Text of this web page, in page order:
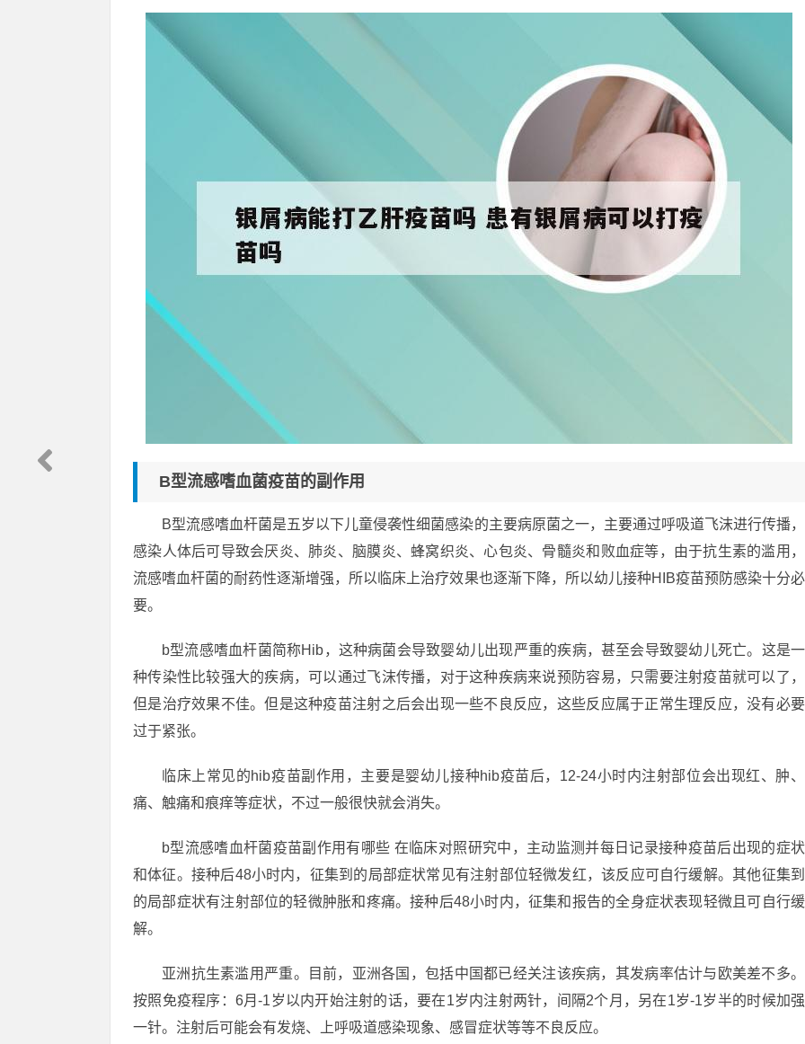
B型流感嗜血菌疫苗的副作用
B型流感嗜血杆菌是五岁以下儿童侵袭性细菌感染的主要病原菌之一，主要通过呼吸道飞沫进行传播，
感染人体后可导致会厌炎、肺炎、脑膜炎、蜂窝织炎、心包炎、骨髓炎和败血症等，由于抗生素的滥用，
流感嗜血杆菌的耐药性逐渐增强，所以临床上治疗效果也逐渐下降，所以幼儿接种HIB疫苗预防感染十分必
要。
b型流感嗜血杆菌简称Hib，这种病菌会导致婴幼儿出现严重的疾病，甚至会导致婴幼儿死亡。这是一
种传染性比较强大的疾病，可以通过飞沫传播，对于这种疾病来说预防容易，只需要注射疫苗就可以了，
但是治疗效果不佳。但是这种疫苗注射之后会出现一些不良反应，这些反应属于正常生理反应，没有必要
过于紧张。
临床上常见的hib疫苗副作用，主要是婴幼儿接种hib疫苗后，12-24小时内注射部位会出现红、肿、
痛、触痛和痕痒等症状，不过一般很快就会消失。
b型流感嗜血杆菌疫苗副作用有哪些 在临床对照研究中，主动监测并每日记录接种疫苗后出现的症状
和体征。接种后48小时内，征集到的局部症状常见有注射部位轻微发红，该反应可自行缓解。其他征集到
的局部症状有注射部位的轻微肿胀和疼痛。接种后48小时内，征集和报告的全身症状表现轻微且可自行缓
解。
亚洲抗生素滥用严重。目前，亚洲各国，包括中国都已经关注该疾病，其发病率估计与欧美差不多。
按照免疫程序：6月-1岁以内开始注射的话，要在1岁内注射两针，间隔2个月，另在1岁-1岁半的时候加强
一针。注射后可能会有发烧、上呼吸道感染现象、感冒症状等等不良反应。